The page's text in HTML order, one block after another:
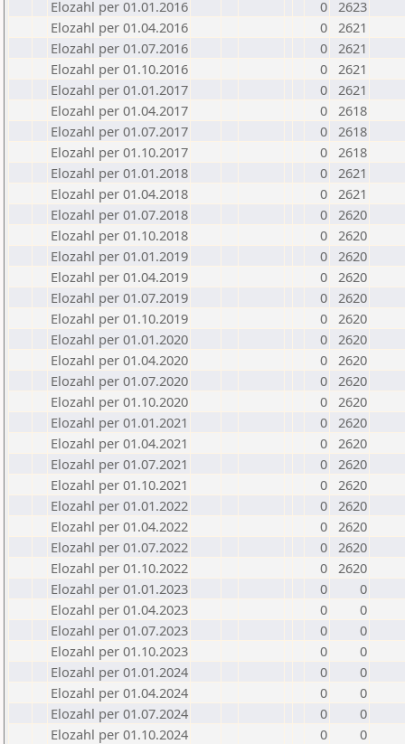
Elozahl per 01.01.2016
0 2623
Elozahl per 01.04.2016
0 2621
Elozahl per 01.07.2016
0 2621
Elozahl per 01.10.2016
0 2621
Elozahl per 01.01.2017
0 2621
Elozahl per 01.04.2017
0 2618
Elozahl per 01.07.2017
0 2618
Elozahl per 01.10.2017
0 2618
Elozahl per 01.01.2018
0 2621
Elozahl per 01.04.2018
0 2621
Elozahl per 01.07.2018
0 2620
Elozahl per 01.10.2018
0 2620
Elozahl per 01.01.2019
0 2620
Elozahl per 01.04.2019
0 2620
Elozahl per 01.07.2019
0 2620
Elozahl per 01.10.2019
0 2620
Elozahl per 01.01.2020
0 2620
Elozahl per 01.04.2020
0 2620
Elozahl per 01.07.2020
0 2620
Elozahl per 01.10.2020
0 2620
Elozahl per 01.01.2021
0 2620
Elozahl per 01.04.2021
0 2620
Elozahl per 01.07.2021
0 2620
Elozahl per 01.10.2021
0 2620
Elozahl per 01.01.2022
0 2620
Elozahl per 01.04.2022
0 2620
Elozahl per 01.07.2022
0 2620
Elozahl per 01.10.2022
0 2620
Elozahl per 01.01.2023
0
0
Elozahl per 01.04.2023
0
0
Elozahl per 01.07.2023
0
0
Elozahl per 01.10.2023
0
0
Elozahl per 01.01.2024
0
0
Elozahl per 01.04.2024
0
0
Elozahl per 01.07.2024
0
0
Elozahl per 01.10.2024
0
0